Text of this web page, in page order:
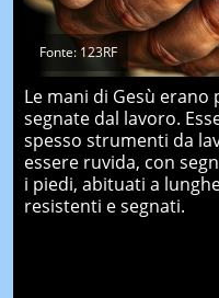
Fonte: 123RF
Le mani di Gesù
segnate dal lavoro.
spesso strumenti da
essere ruvida, con
i piedi, abituati a
resistenti e segnati.